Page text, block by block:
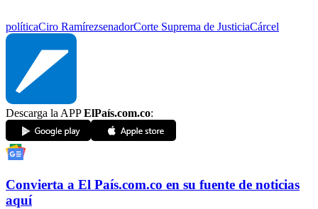
políticaCiro RamírezsenadorCorte Suprema de JusticiaCárcel
Descarga la APPElPaís.com.co:
Convierta a El País.com.co en su fuente de noticias
aquí